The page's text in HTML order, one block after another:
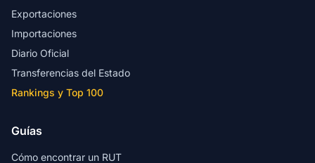
Exportaciones
Importaciones
Diario Oficial
Transferencias del Estado
Rankings y Top 100
Guías
Cómo encontrar un RUT